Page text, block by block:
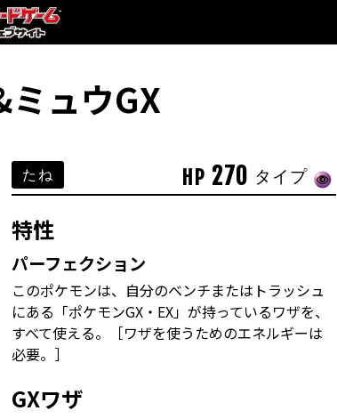
ュウGX
たね HP 270 タイプ
特性
パーフェクション
このポケモンは、自分のベンチまたはトラッシュ
にある「ポケモンGX・EX」が持っているワザを、
すべて使える。［ワザを使うためのエネルギーは
必要。］
GXワザ